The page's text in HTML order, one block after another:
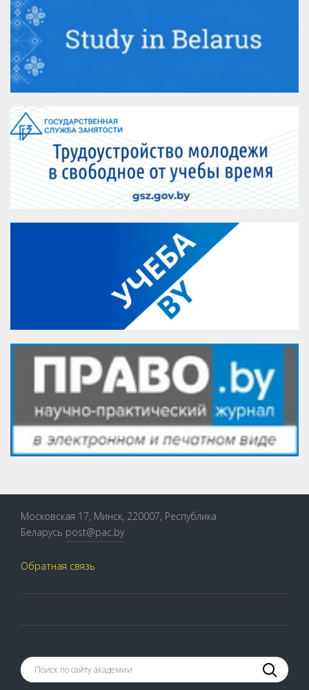
Московская 17, Минск, 220007, Республика
Беларусь post@pac.by
Обратная связь